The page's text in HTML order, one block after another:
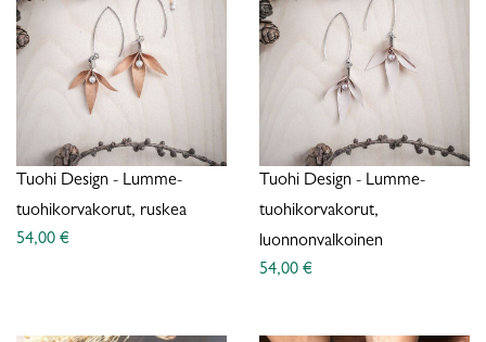
Tuohi Design - Lumme-
tuohikorvakorut, ruskea
54,00 €
Tuohi Design - Lumme-
tuohikorvakorut,
luonnonvalkoinen
54,00 €